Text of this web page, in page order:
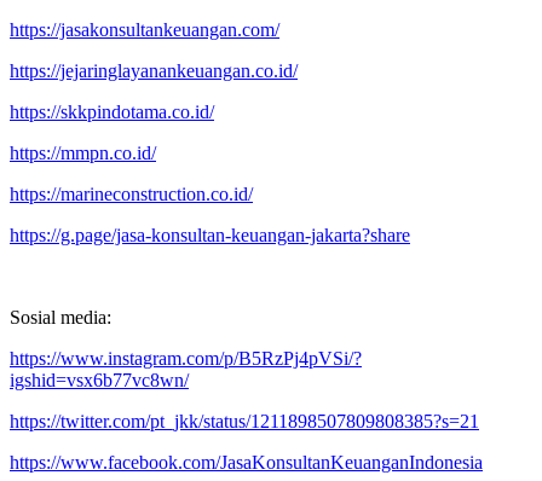
https://jasakonsultankeuangan.com/
https://jejaringlayanankeuangan.co.id/
https://skkpindotama.co.id/
https://mmpn.co.id/
https://marineconstruction.co.id/
https://g.page/jasa-konsultan-keuangan-jakarta?share
Sosial media:
https://www.instagram.com/p/B5RzPj4pVSi/?
igshid=vsx6b77vc8wn/
https://twitter.com/pt_jkk/status/1211898507809808385?s=21
https://www.facebook.com/JasaKonsultanKeuanganIndonesia